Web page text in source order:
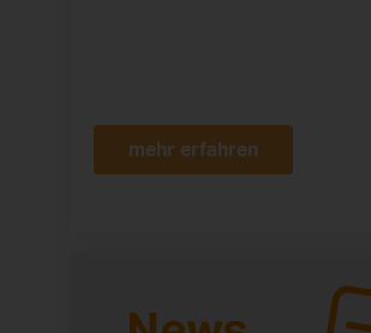
mehr erfahren